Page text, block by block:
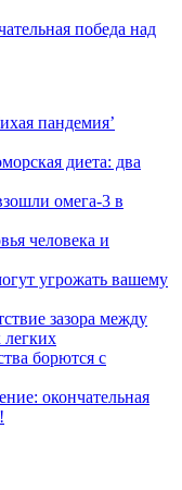
победа над
пандемия’
диета: два
омега-3 в
человека и
угрожать вашему
зазора между
легких
борются с
окончательная